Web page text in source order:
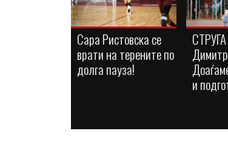
Сара Ристовска се
врати на терените по
долга пауза!
и